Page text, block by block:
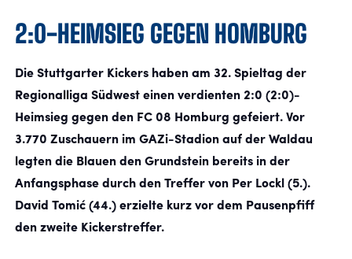
BUSINESS
FANSHOP
KONTAKT
2:0-HEIMSIEG GEGEN HOMBURG
Die Stuttgarter Kickers haben am 32. Spieltag der
Regionalliga Südwest einen verdienten 2:0 (2:0)-
Heimsieg gegen den FC 08 Homburg gefeiert. Vor
3.770 Zuschauern im GAZi-Stadion auf der Waldau
legten die Blauen den Grundstein bereits in der
Anfangsphase durch den Treffer von Per Lockl (5.).
David Tomić (44.) erzielte kurz vor dem Pausenpfiff
den zweite Kickerstreffer.